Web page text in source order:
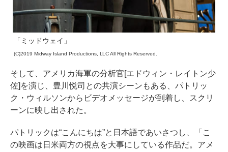
「ミッドウェイ」
(C)2019 Midway Island Productions, LLC All Rights Reserved.
そして、アメリカ海軍の分析官[エドウィン・レイトン少
佐]を演じ、豊川悦司との共演シーンもある、パトリッ
ク・ウィルソンからビデオメッセージが到着し、スクリ
ーンに映し出された。
パトリックは“こんにちは”と日本語であいさつし、「こ
の映画は日米両方の視点を大事にしている作品だ。アメ